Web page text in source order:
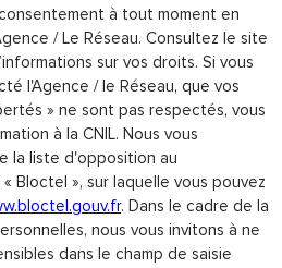
à tout moment en
/ Le Réseau. Consultez le site
sur vos droits. Si vous
l'Agence / le Réseau, que vos
» ne sont pas respectés, vous
à la CNIL. Nous vous
la liste d'opposition au
Bloctel », sur laquelle vous pouvez
. Dans le cadre de la
nous vous invitons à ne
dans le champ de saisie